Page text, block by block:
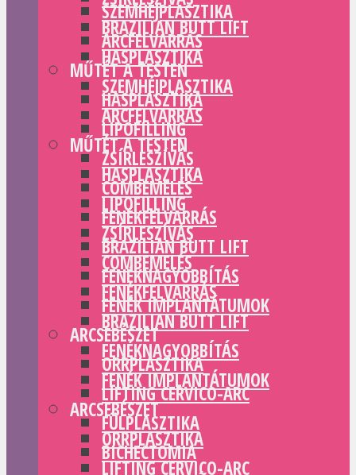
SZEMHÉJPLASZTIKA
ARCFELVARRÁS
MŰTÉT A TESTEN
HASPLASZTIKA
LIPOFILLING
ZSÍRLESZÍVÁS
COMBEMELÉS
FENÉKFELVARRÁS
BRAZILIAN BUTT LIFT
FENÉKNAGYOBBÍTÁS
FENÉK IMPLANTÁTUMOK
ARCSEBÉSZET
ORRPLASZTIKA
LIFTING CERVICO-ARC
FÜLPLASZTIKA
BICHECTOMIA
BRAZILIAN BUTT LIFT
HASPLASZTIKA
SZEMHÉJPLASZTIKA
ARCFELVARRÁS
MŰTÉT A TESTEN
HASPLASZTIKA
LIPOFILLING
ZSÍRLESZÍVÁS
COMBEMELÉS
FENÉKFELVARRÁS
BRAZILIAN BUTT LIFT
FENÉKNAGYOBBÍTÁS
FENÉK IMPLANTÁTUMOK
ARCSEBÉSZET
ORRPLASZTIKA
LIFTING CERVICO-ARC